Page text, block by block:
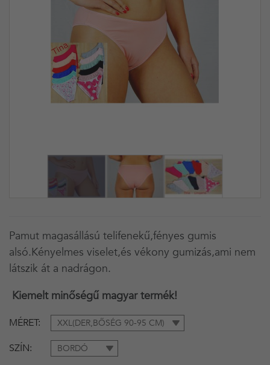
Pamut magasállású telifenekű,fényes gumis
alsó.Kényelmes viselet,és vékony gumizás,ami nem
látszik át a nadrágon.
Kiemelt minőségű magyar termék!
MÉRET XXL(DER,BŐSÉG 90-95 CM)
SZÍN BORDÓ